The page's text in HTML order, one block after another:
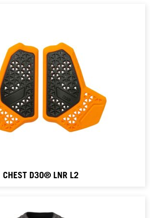
CHEST D3O® LNR L2